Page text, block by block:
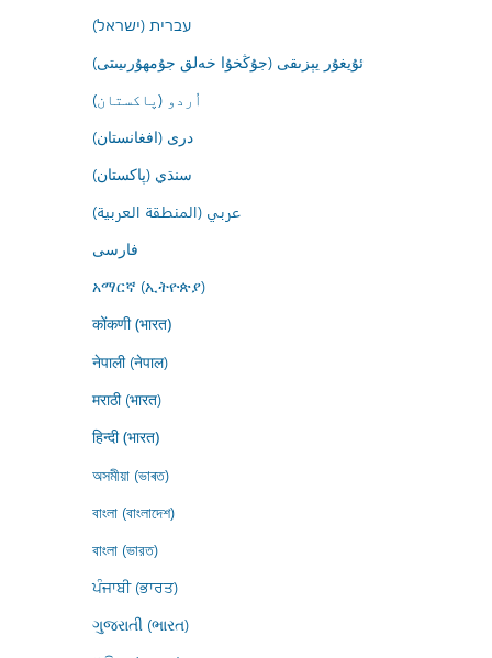
עברית (ישראל)
ئۇيغۇر يېزىقى (جۇڭخۇا خەلق جۇمھۇرىيىتى)
اُردو (پاکستان)
درى (افغانستان)
سنڌي (پاکستان)
عربي (المنطقة العربية)
فارسى
አማርኛ (ኢትዮጵያ)
कोंकणी (भारत)
नेपाली (नेपाल)
मराठी (भारत)
हिन्दी (भारत)
অসমীয়া (ভাৰত)
বাংলা (বাংলাদেশ)
বাংলা (ভারত)
ਪੰਜਾਬੀ (ਭਾਰਤ)
ગુજરાતી (ભારત)